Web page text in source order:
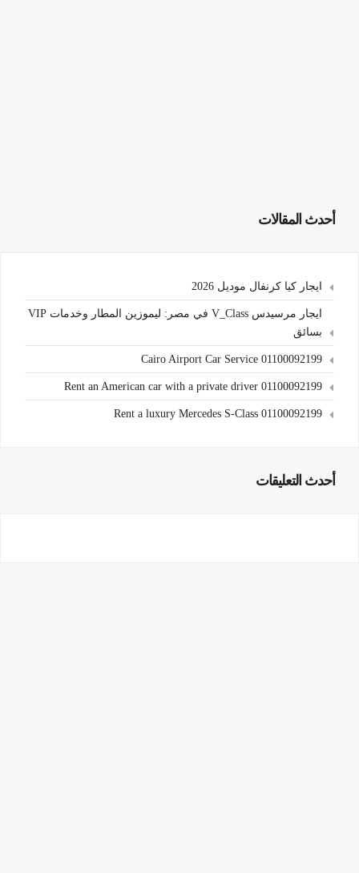
أحدث المقالات
ايجار كيا كرنفال موديل 2026
ايجار مرسيدس V_Class في مصر: ليموزين المطار وخدمات VIP
بسائق
Cairo Airport Car Service 01100092199
Rent an American car with a private driver 01100092199
Rent a luxury Mercedes S-Class 01100092199
أحدث التعليقات